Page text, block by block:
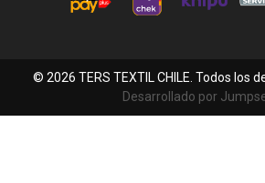
© 2026 TERS TEXTIL CHILE. Todos los
Desarrollado por